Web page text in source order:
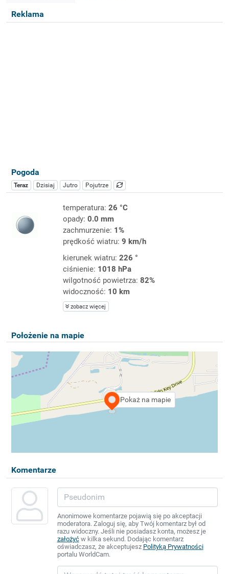
Reklama
Pogoda
Teraz Dzisiaj Jutro Pojutrze
temperatura: 26 °C
opady: 0.0 mm
zachmurzenie: 1%
prędkość wiatru: 9 km/h
kierunek wiatru: 226 °
ciśnienie: 1018 hPa
wilgotność powietrza: 82%
widoczność: 10 km
zobacz więcej
Położenie na mapie
Pokaż na mapie
Komentarze
Anonimowe komentarze pojawią się po akceptacji
moderatora. Zaloguj się, aby Twój komentarz był od
razu widoczny. Jeśli nie posiadasz konta, możesz je
założyćw kilka sekund. Dodając komentarz
oświadczasz, że akceptujesz Polityką Prywatności
portalu WorldCam.